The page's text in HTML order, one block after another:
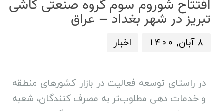
افتتاح شوروم سوم گروه صنعتی کاشی
تبریز در شهر بغداد – عراق
8 آبان, 1400 اخبار
در راستای توسعه فعالیت در بازار کشورهای منطقه
و خدمات دهی مطلوب‌تر به مصرف کنندگان، شعبه